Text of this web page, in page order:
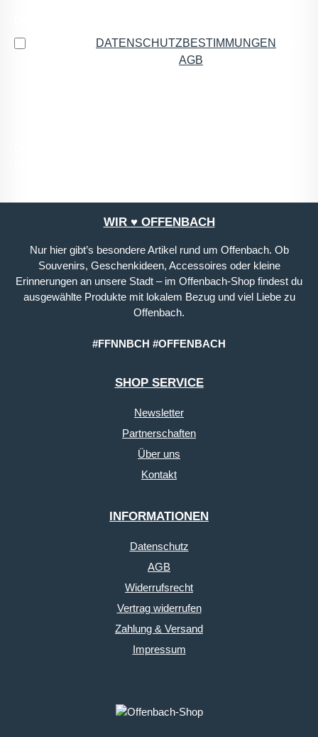
DATENSCHUTZBESTIMMUNGEN
AGB
WIR ♥ OFFENBACH
Nur hier gibt’s besondere Artikel rund um Offenbach. Ob
Souvenirs, Geschenkideen, Accessoires oder kleine
Erinnerungen an unsere Stadt – im Offenbach-Shop findest du
ausgewählte Produkte mit lokalem Bezug und viel Liebe zu
Offenbach.
#FFNNBCH #OFFENBACH
SHOP SERVICE
Newsletter
Partnerschaften
Über uns
Kontakt
INFORMATIONEN
Datenschutz
AGB
Widerrufsrecht
Vertrag widerrufen
Zahlung & Versand
Impressum